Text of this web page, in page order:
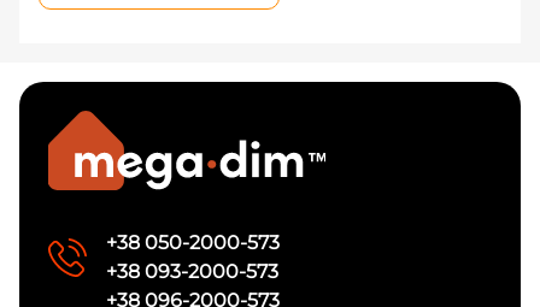
+38 050-2000-573
+38 093-2000-573
+38 096-2000-573